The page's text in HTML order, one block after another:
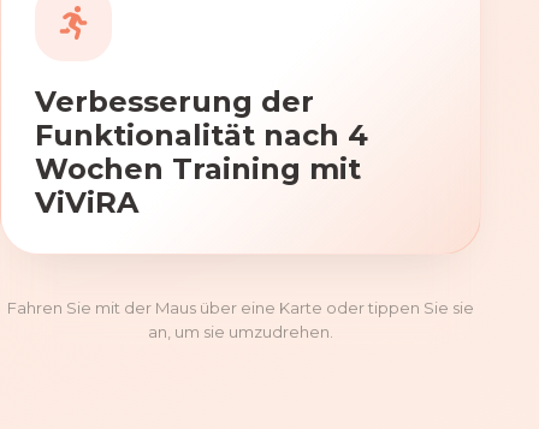
Verbesserung der
Funktionalität nach 4
Wochen Training mit
ViViRA
Beweglichkeit und Koordination nach
Fahren Sie mit der Maus über eine Karte oder tippen Sie sie
an, um sie umzudrehen.